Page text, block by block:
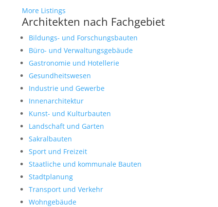
More Listings
Architekten nach Fachgebiet
Bildungs- und Forschungsbauten
Büro- und Verwaltungsgebäude
Gastronomie und Hotellerie
Gesundheitswesen
Industrie und Gewerbe
Innenarchitektur
Kunst- und Kulturbauten
Landschaft und Garten
Sakralbauten
Sport und Freizeit
Staatliche und kommunale Bauten
Stadtplanung
Transport und Verkehr
Wohngebäude